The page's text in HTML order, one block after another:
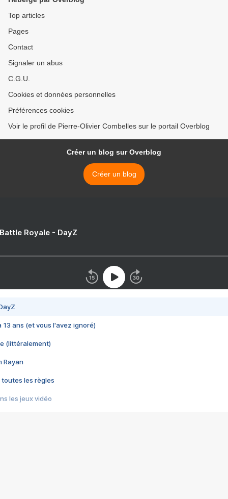
Top articles
Pages
Contact
Signaler un abus
C.G.U.
Cookies et données personnelles
Préférences cookies
Voir le profil de Pierre-Olivier Combelles sur le portail Overblog
Créer un blog sur Overblog
Créer un blog
Royale - DayZ
13 ans (et vous l'avez ignoré)
(littéralement)
Rayan
toutes les règles
les jeux vidéo